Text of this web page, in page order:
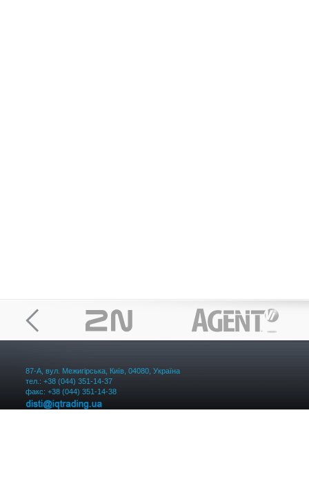
87-А, вул. Межигірська, Київ, 04080, Україна
тел.: +38 (044) 351-14-37
факс: +38 (044) 351-14-38